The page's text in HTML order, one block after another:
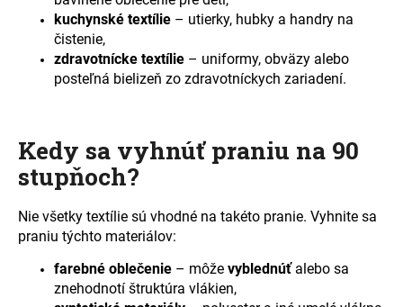
kuchynské textílie – utierky, hubky a handry na
čistenie,
zdravotnícke textílie – uniformy, obväzy alebo
posteľná bielizeň zo zdravotníckych zariadení.
Kedy sa vyhnúť praniu na 90
stupňoch?
Nie všetky textílie sú vhodné na takéto pranie. Vyhnite sa
praniu týchto materiálov:
farebné oblečenie – môže vyblednúťalebo sa
znehodnotí štruktúra vlákien,